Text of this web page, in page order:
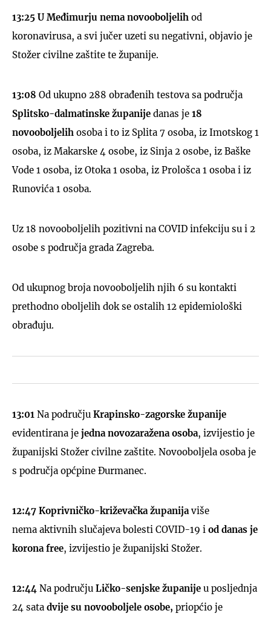
13:25 U Međimurju nema novooboljelih od
koronavirusa, a svi jučer uzeti su negativni, objavio je
Stožer civilne zaštite te županije.
13:08 Od ukupno 288 obrađenih testova sa područja
Splitsko-dalmatinske županije danas je 18
novooboljelih osoba i to iz Splita 7 osoba, iz Imotskog 1
osoba, iz Makarske 4 osobe, iz Sinja 2 osobe, iz Baške
Vode 1 osoba, iz Otoka 1 osoba, iz Prološca 1 osoba i iz
Runovića 1 osoba.
Uz 18 novooboljelih pozitivni na COVID infekciju su i 2
osobe s područja grada Zagreba.
Od ukupnog broja novooboljelih njih 6 su kontakti
prethodno oboljelih dok se ostalih 12 epidemiološki
obrađuju.
13:01 Na području Krapinsko-zagorske županije
evidentirana je jedna novozaražena osoba, izvijestio je
županijski Stožer civilne zaštite. Novooboljela osoba je
s područja općpine Đurmanec.
12:47 Koprivničko-križevačka županija više
nema aktivnih slučajeva bolesti COVID-19 i od danas je
korona free, izvijestio je županijski Stožer.
12:44 Na području Ličko-senjske županije u posljednja
24 sata dvije su novooboljele osobe, priopćio je